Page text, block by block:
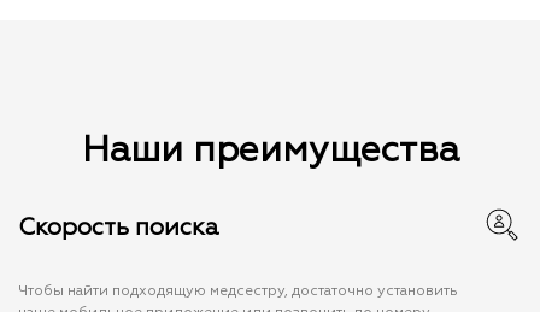
Наши преимущества
Скорость поиска
Чтобы найти подходящую медсестру, достаточно установить